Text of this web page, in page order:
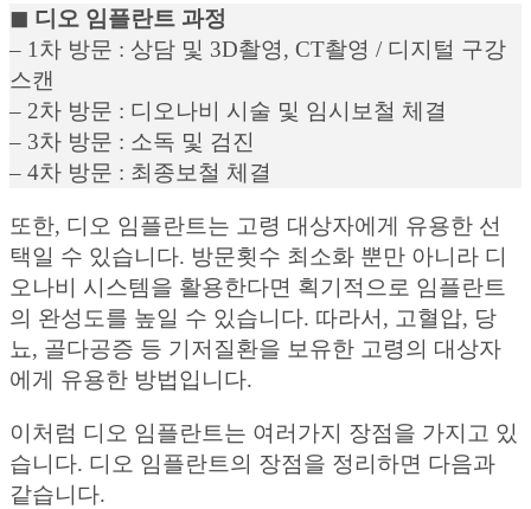
◼︎ 디오 임플란트 과정
– 1차 방문 : 상담 및 3D촬영, CT촬영 / 디지털 구강
스캔
– 2차 방문 : 디오나비 시술 및 임시보철 체결
– 3차 방문 : 소독 및 검진
– 4차 방문 : 최종보철 체결
또한, 디오 임플란트는 고령 대상자에게 유용한 선
택일 수 있습니다. 방문횟수 최소화 뿐만 아니라 디
오나비 시스템을 활용한다면 획기적으로 임플란트
의 완성도를 높일 수 있습니다. 따라서, 고혈압, 당
뇨, 골다공증 등 기저질환을 보유한 고령의 대상자
에게 유용한 방법입니다.
이처럼 디오 임플란트는 여러가지 장점을 가지고 있
습니다. 디오 임플란트의 장점을 정리하면 다음과
같습니다.